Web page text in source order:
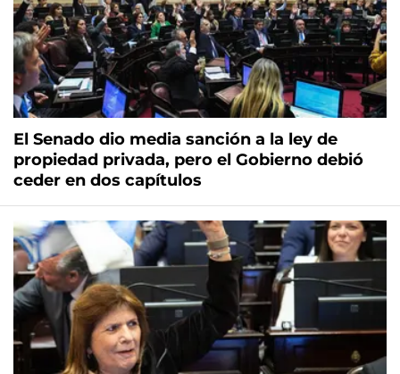
El Senado dio media sanción a la ley de
propiedad privada, pero el Gobierno debió
ceder en dos capítulos